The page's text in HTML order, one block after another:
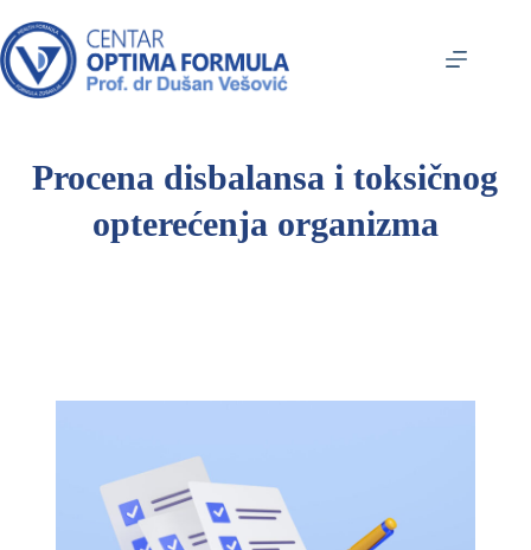
Procena disbalansa i toksičnog
opterećenja organizma